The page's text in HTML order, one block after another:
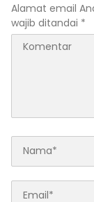
Alamat email
wajib ditandai *